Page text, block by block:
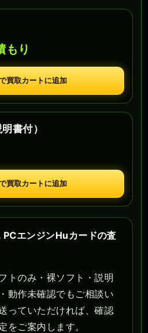
もり
買取カートに追加
書付）
買取カートに追加
エンジンHuカードの査
トのみ・裸ソフト・説明
動作未確認でもご相談い
っていただければ、確認
をご案内します。